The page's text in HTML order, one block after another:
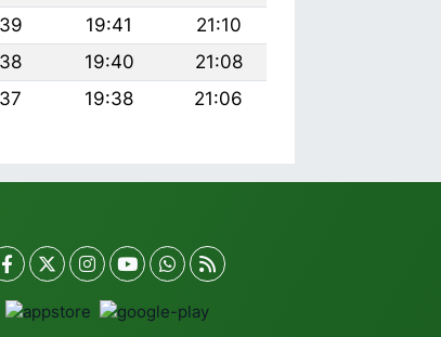
19:41
21:10
19:40
21:08
19:38 21:06